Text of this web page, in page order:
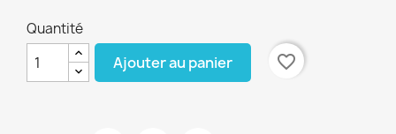
Quantité
Ajouter au panier favorite_border